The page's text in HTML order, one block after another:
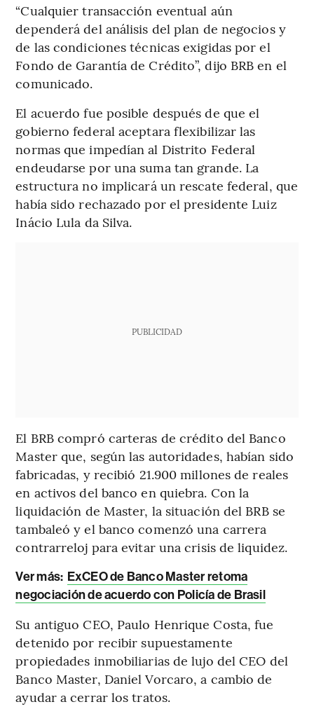
“Cualquier transacción eventual aún
dependerá del análisis del plan de negocios y
de las condiciones técnicas exigidas por el
Fondo de Garantía de Crédito”, dijo BRB en el
comunicado.
El acuerdo fue posible después de que el
gobierno federal aceptara flexibilizar las
normas que impedían al Distrito Federal
endeudarse por una suma tan grande. La
estructura no implicará un rescate federal, que
había sido rechazado por el presidente Luiz
Inácio Lula da Silva.
PUBLICIDAD
El BRB compró carteras de crédito del Banco
Master que, según las autoridades, habían sido
fabricadas, y recibió 21.900 millones de reales
en activos del banco en quiebra. Con la
liquidación de Master, la situación del BRB se
tambaleó y el banco comenzó una carrera
contrarreloj para evitar una crisis de liquidez.
Ver más: ExCEO de Banco Master retoma
negociación de acuerdo con Policía de Brasil
Su antiguo CEO, Paulo Henrique Costa, fue
detenido por recibir supuestamente
propiedades inmobiliarias de lujo del CEO del
Banco Master, Daniel Vorcaro, a cambio de
ayudar a cerrar los tratos.